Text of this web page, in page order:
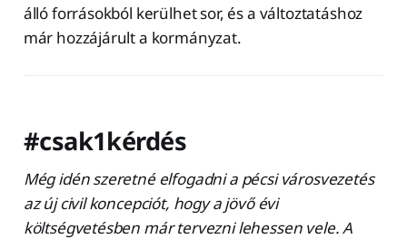
álló forrásokból kerülhet sor, és a változtatáshoz
már hozzájárult a kormányzat.
#csak1kérdés
Még idén szeretné elfogadni a pécsi városvezetés
az új civil koncepciót, hogy a jövő évi
költségvetésben már tervezni lehessen vele. A